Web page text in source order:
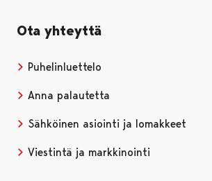
Ota yhteyttä
Puhelinluettelo
Anna palautetta
Sähköinen asiointi ja lomakkeet
Viestintä ja markkinointi